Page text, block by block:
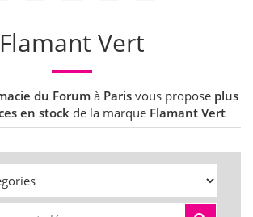
Flamant Vert
du Forum à Paris vous propose plus
en stock de la marque Flamant Vert